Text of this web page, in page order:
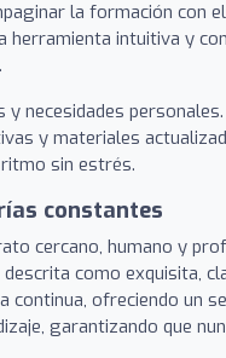
la formación con
intuitiva y
necesidades personales.
y materiales
sin estrés.
constantes
cercano, humano y
como exquisita,
continua, ofreciendo un
garantizando que